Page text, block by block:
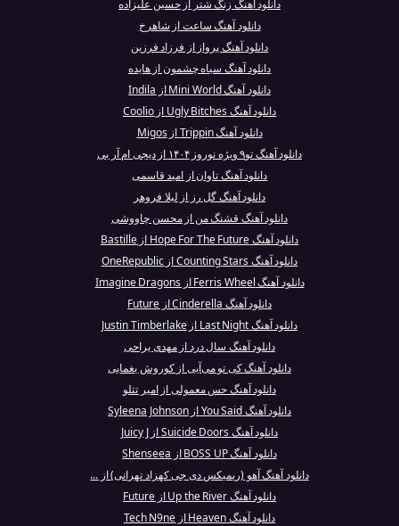
دانلود آهنگ زنگ شتر از حسین علیزاده
دانلود آهنگ ساعت از شاهرخ
دانلود آهنگ پرواز از فرزاد فرزین
دانلود آهنگ سیاه چشمون از هایده
دانلود آهنگ Mini World از Indila
دانلود آهنگ Ugly Bitches از Coolio
دانلود آهنگ Trippin از Migos
دانلود آهنگ تو۹ ویژه نوروز ۱۴۰۴ از دیجی ام آر بی
دانلود آهنگ تاوان از امید قاسمی
دانلود آهنگ گل رز از لیلا فروهر
دانلود آهنگ قشنگ من از محسن چاووشی
دانلود آهنگ Hope For The Future از Bastille
دانلود آهنگ Counting Stars از OneRepublic
دانلود آهنگ Ferris Wheel از Imagine Dragons
دانلود آهنگ Cinderella از Future
دانلود آهنگ Last Night از Justin Timberlake
دانلود آهنگ سال درد از مهدی یراحی
دانلود آهنگ کی تو می‌آیی از کوروش یغمایی
دانلود آهنگ حس معمولی از امیر تتلو
دانلود آهنگ You Said از Syleena Johnson
دانلود آهنگ Suicide Doors از Juicy J
دانلود آهنگ BOSS UP از Shenseea
دانلود آهنگ آهو (ریمیکس دی جی کهزاد تهرانی) از ...
دانلود آهنگ Up the River از Future
دانلود آهنگ Heaven از Tech N9ne